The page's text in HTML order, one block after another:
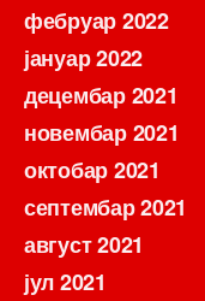
фебруар 2022
јануар 2022
децембар 2021
новембар 2021
октобар 2021
септембар 2021
август 2021
јул 2021